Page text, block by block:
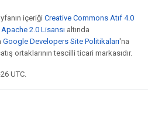
içeriği Creative Commons Atıf 4.0
Apache 2.0 Lisansı altında
Google Developers Site Politikaları'na
ortaklarının tescilli ticari markasıdır.
UTC.